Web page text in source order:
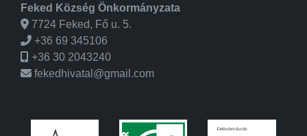
Feked Község Önkormányzata
7724 Feked, Fő u. 5.
+36 69 345106
+36 30 2043240
fekedhivatal@gmail.com